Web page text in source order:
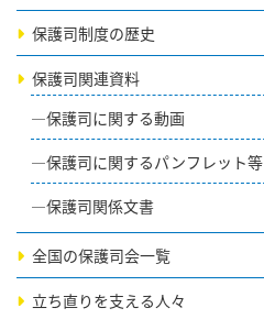
保護司制度の歴史
保護司関連資料
保護司に関する動画
保護司に関するパンフレット等
保護司関係文書
全国の保護司会一覧
立ち直りを支える人々